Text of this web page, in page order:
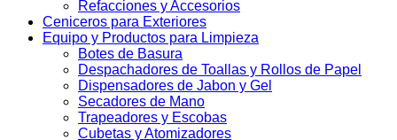
Refacciones y Accesorios
Ceniceros para Exteriores
Equipo y Productos para Limpieza
Botes de Basura
Despachadores de Toallas y Rollos de Papel
Dispensadores de Jabon y Gel
Secadores de Mano
Trapeadores y Escobas
Cubetas y Atomizadores